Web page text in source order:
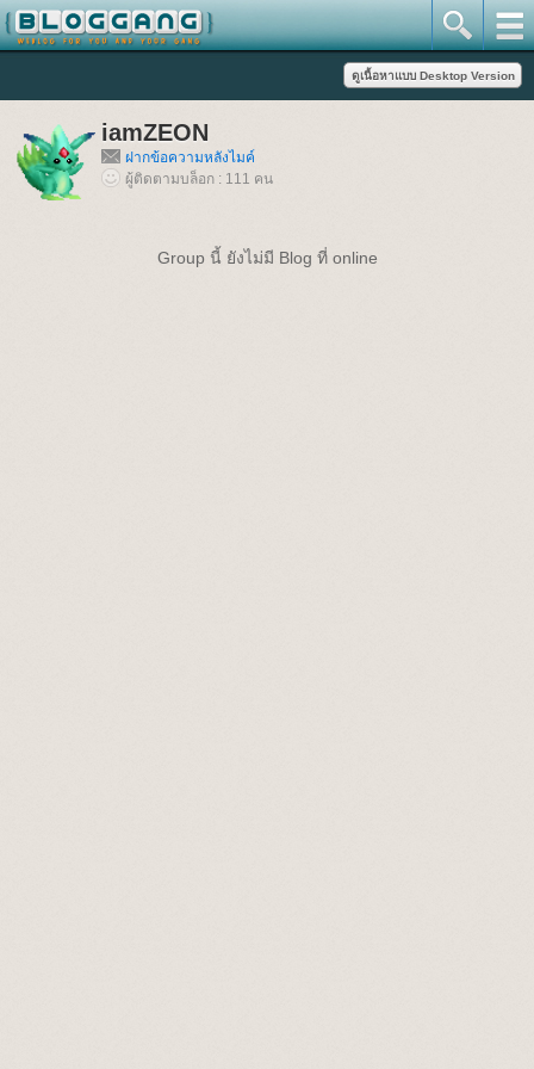
iamZEON
ฝากข้อความหลังไมค์
ผู้ติดตามบล็อก : 111 คน
Group นี้ ยังไม่มี Blog ที่ online